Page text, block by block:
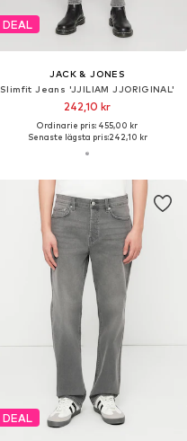
DEAL
JACK & JONES
Slimfit Jeans 'JJILIAM JJORIGINAL'
242,10 kr
Ordinarie pris: 455,00 kr
Senaste lägsta pris:242,10 kr
DEAL